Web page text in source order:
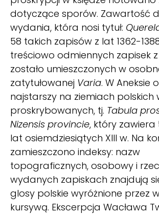
dotyczące sporów. Zawartość
wydania, która nosi tytuł:
58 takich zapisów z lat 1362-
treściowo odmiennych zapisek z
zostało umieszczonych w
zatytułowanej Varia. W Aneksie
najstarszy na ziemiach polskich
proskrybowanych, tj. Tabula
Nizensis provincie, który zawiera
lat osiemdziesiątych XIII w. Na
zamieszczono indeksy: nazw
topograficznych, osobowy i
wydanych zapiskach znajdują
glosy polskie wyróżnione przez
kursywą. Ekscerpcja Wacława